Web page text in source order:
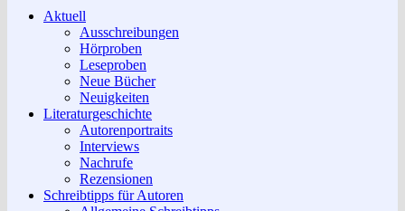
Aktuell
Ausschreibungen
Hörproben
Leseproben
Neue Bücher
Neuigkeiten
Literaturgeschichte
Autorenportraits
Interviews
Nachrufe
Rezensionen
Schreibtipps für Autoren